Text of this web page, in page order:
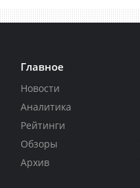
Главное
Новости
Аналитика
Рейтинги
Обзоры
Архив